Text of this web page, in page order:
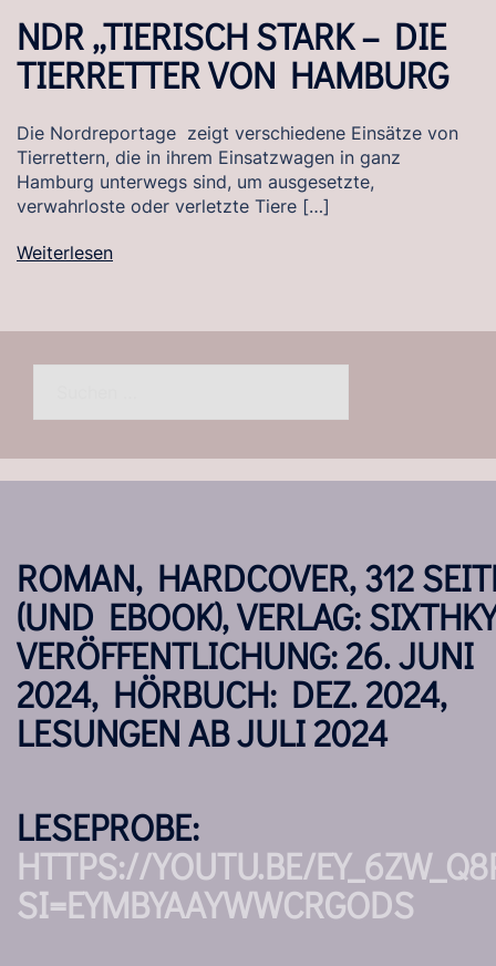
NDR „TIERISCH STARK – DIE
TIERRETTER VON HAMBURG
Die Nordreportage zeigt verschiedene Einsätze von
Tierrettern, die in ihrem Einsatzwagen in ganz
Hamburg unterwegs sind, um ausgesetzte,
verwahrloste oder verletzte Tiere […]
Weiterlesen
ROMAN, HARDCOVER, 312
(UND EBOOK), VERLAG:
VERÖFFENTLICHUNG: 26. JUNI
2024, HÖRBUCH: DEZ. 2024,
LESUNGEN AB JULI 2024
LESEPROBE:
HTTPS://YOUTU.BE/
SI=EYMBYAAYWWCRGODS